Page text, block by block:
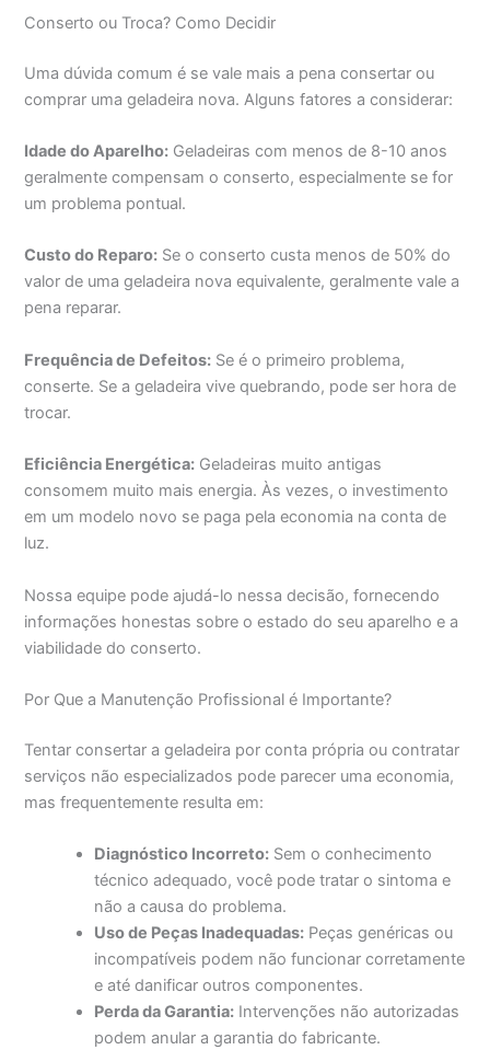
Conserto ou Troca? Como Decidir
Uma dúvida comum é se vale mais a pena consertar ou
comprar uma geladeira nova. Alguns fatores a considerar:
Idade do Aparelho: Geladeiras com menos de 8-10 anos
geralmente compensam o conserto, especialmente se for
um problema pontual.
Custo do Reparo: Se o conserto custa menos de 50% do
valor de uma geladeira nova equivalente, geralmente vale a
pena reparar.
Frequência de Defeitos: Se é o primeiro problema,
conserte. Se a geladeira vive quebrando, pode ser hora de
trocar.
Eficiência Energética: Geladeiras muito antigas
consomem muito mais energia. Às vezes, o investimento
em um modelo novo se paga pela economia na conta de
luz.
Nossa equipe pode ajudá-lo nessa decisão, fornecendo
informações honestas sobre o estado do seu aparelho e a
viabilidade do conserto.
Por Que a Manutenção Profissional é Importante?
Tentar consertar a geladeira por conta própria ou contratar
serviços não especializados pode parecer uma economia,
mas frequentemente resulta em:
Diagnóstico Incorreto: Sem o conhecimento
técnico adequado, você pode tratar o sintoma e
não a causa do problema.
Uso de Peças Inadequadas: Peças genéricas ou
incompatíveis podem não funcionar corretamente
e até danificar outros componentes.
Perda da Garantia: Intervenções não autorizadas
podem anular a garantia do fabricante.